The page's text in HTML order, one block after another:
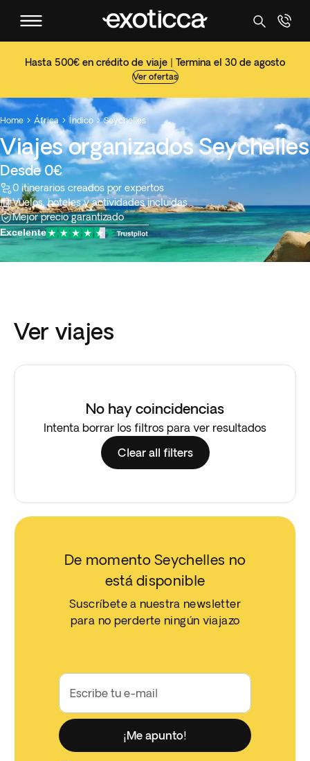
Hasta 500€ en crédito de viaje | Termina el 30 de agosto
Ver ofertas
Home  África  Índico  Seychelles
Viajes organizados Seychelles
Desde 0€
0 itinerarios creados por expertos
Vuelos, hoteles y actividades incluidas
Mejor precio garantizado
Excelente
Ver viajes
No hay coincidencias
Intenta borrar los filtros para ver resultados
Clear all filters
De momento Seychelles no
está disponible
Suscríbete a nuestra newsletter
para no perderte ningún viajazo
Escribe tu e-mail
¡Me apunto!